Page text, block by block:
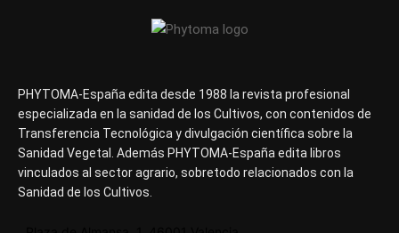
PHYTOMA-España edita desde 1988 la revista profesional
especializada en la sanidad de los Cultivos, con contenidos de
Transferencia Tecnológica y divulgación científica sobre la
Sanidad Vegetal. Además PHYTOMA-España edita libros
vinculados al sector agrario, sobretodo relacionados con la
Sanidad de los Cultivos.